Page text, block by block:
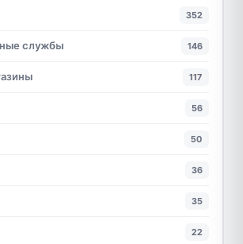
352
службы 146
117
56
50
36
35
22